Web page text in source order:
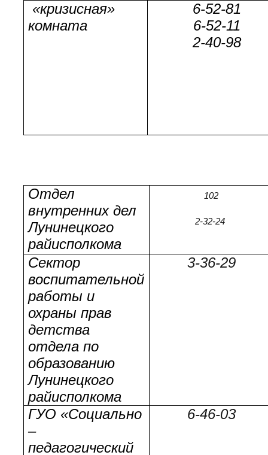
«кризисная»
комната
6-52-81
6-52-11
2-40-98
Отдел
внутренних дел
Лунинецкого
райисполкома
102
2-32-24
Сектор
воспитательной
работы и
охраны прав
детства
отдела по
образованию
Лунинецкого
райисполкома
3-36-29
ГУО «Социально
–
педагогический
6-46-03